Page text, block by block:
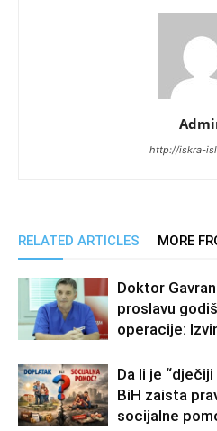
http://iskra-
RELATED ARTICLES MORE
Doktor
proslavu
operacije:
Da li je
BiH zaista
socijalne